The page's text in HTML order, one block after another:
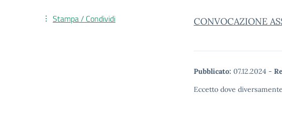
CONVOCAZIONE
Pubblicato: 07.12.2024 -
Eccetto dove
Stampa / Condividi